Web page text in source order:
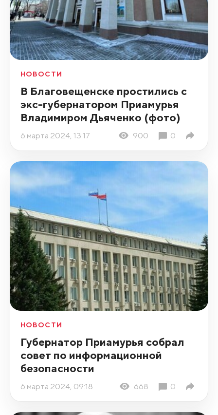
НОВОСТИ
В Благовещенске простились с
экс-губернатором Приамурья
Владимиром Дьяченко (фото)
6 марта 2024, 13:17 900 0
НОВОСТИ
Губернатор Приамурья собрал
совет по информационной
безопасности
6 марта 2024, 09:18 668 0